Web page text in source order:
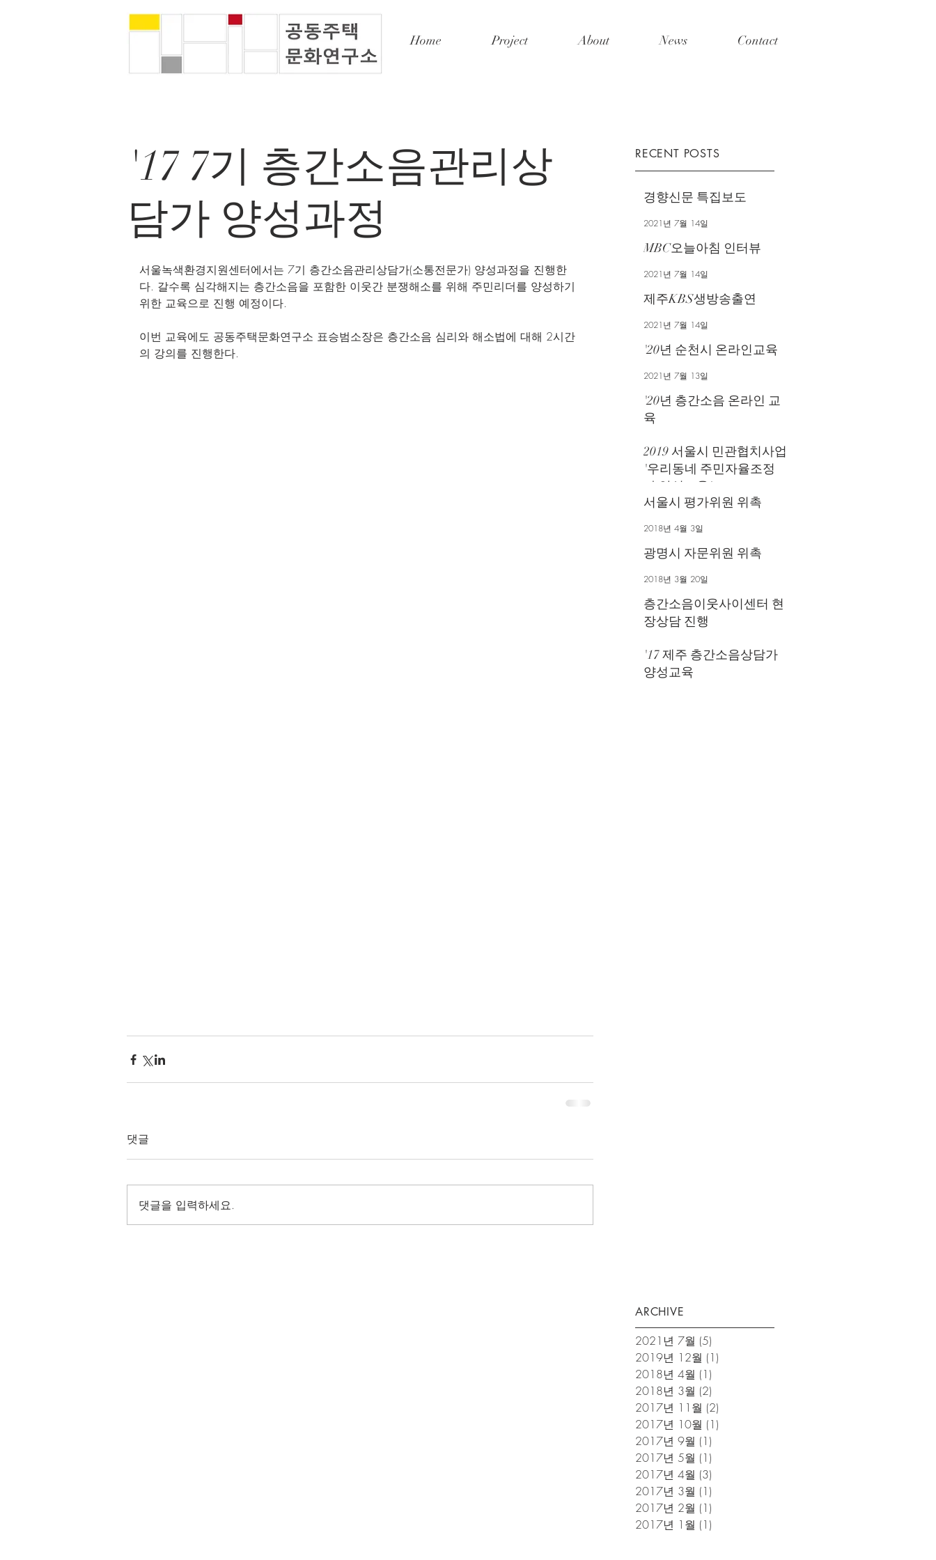
Home Project About News Contact
'17 7기 층간소음관리상
담가 양성과정
서울녹색환경지원센터에서는 7기 층간소음관리상담가(소통전문가) 양성과정을 진행한
다. 갈수록 심각해지는 층간소음을 포함한 이웃간 분쟁해소를 위해 주민리더를 양성하기
위한 교육으로 진행 예정이다.
이번 교육에도 공동주택문화연구소 표승범소장은 층간소음 심리와 해소법에 대해 2시간
의 강의를 진행한다.
댓글
댓글을 입력하세요.
RECENT POSTS
경향신문 특집보도
2021년 7월 14일
MBC오늘아침 인터뷰
2021년 7월 14일
제주KBS생방송출연
2021년 7월 14일
'20년 순천시 온라인교육
2021년 7월 13일
'20년 층간소음 온라인 교
육
2021년 7월 13일
2019 서울시 민관협치사업
'우리동네 주민자율조정
가 양성교육'
2019년 12월 8일
서울시 평가위원 위촉
2018년 4월 3일
광명시 자문위원 위촉
2018년 3월 20일
층간소음이웃사이센터 현
장상담 진행
2018년 3월 2일
'17 제주 층간소음상담가
양성교육
ARCHIVE
2021년 7월 (5)
2019년 12월 (1)
2018년 4월 (1)
2018년 3월 (2)
2017년 11월 (2)
2017년 10월 (1)
2017년 9월 (1)
2017년 5월 (1)
2017년 4월 (3)
2017년 3월 (1)
2017년 2월 (1)
2017년 1월 (1)